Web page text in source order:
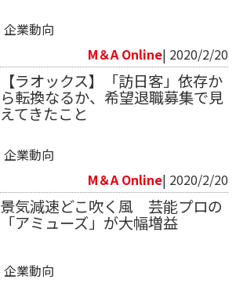
企業動向
M＆A Online| 2020/2/20
【ラオックス】「訪日客」依存か
ら転換なるか、希望退職募集で見
えてきたこと
企業動向
M＆A Online| 2020/2/20
景気減速どこ吹く風 芸能プロの
「アミューズ」が大幅増益
企業動向